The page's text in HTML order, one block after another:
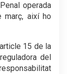
operada
així ho
15 de la
del